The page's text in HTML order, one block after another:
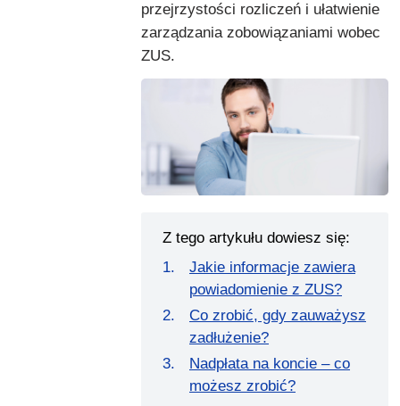
przejrzystości rozliczeń i ułatwienie
zarządzania zobowiązaniami wobec
ZUS.
Z tego artykułu dowiesz się:
Jakie informacje zawiera
powiadomienie z ZUS?
Co zrobić, gdy zauważysz
zadłużenie?
Nadpłata na koncie – co
możesz zrobić?